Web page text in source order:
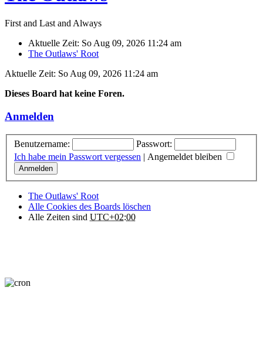
First and Last and Always
Aktuelle Zeit: So Aug 09, 2026 11:24 am
The Outlaws' Root
Aktuelle Zeit: So Aug 09, 2026 11:24 am
Dieses Board hat keine Foren.
Anmelden
Benutzername:
Passwort:
Ich habe mein Passwort vergessen | Angemeldet bleiben
The Outlaws' Root
Alle Cookies des Boards löschen
Alle Zeiten sind UTC+02:00